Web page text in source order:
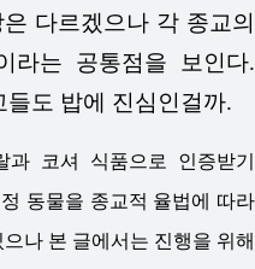
다르겠으나 각 종교의
라는 공통점을 보인다.
도 밥에 진심인걸까.
과 코셔 식품으로 인증받기
동물을 종교적 율법에 따라
나 본 글에서는 진행을 위해